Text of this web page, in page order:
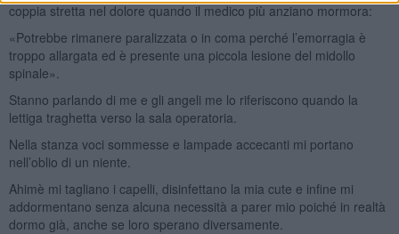
coppia stretta nel dolore quando il medico più anziano mormora:
«Potrebbe rimanere paralizzata o in coma perché l’emorragia è
troppo allargata ed è presente una piccola lesione del midollo
spinale».
Stanno parlando di me e gli angeli me lo riferiscono quando la
lettiga traghetta verso la sala operatoria.
Nella stanza voci sommesse e lampade accecanti mi portano
nell’oblio di un niente.
Ahimè mi tagliano i capelli, disinfettano la mia cute e infine mi
addormentano senza alcuna necessità a parer mio poiché in realtà
dormo già, anche se loro sperano diversamente.